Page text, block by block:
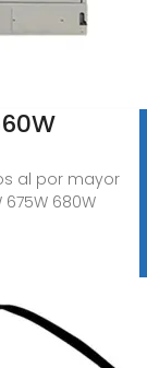
al por mayor
680W